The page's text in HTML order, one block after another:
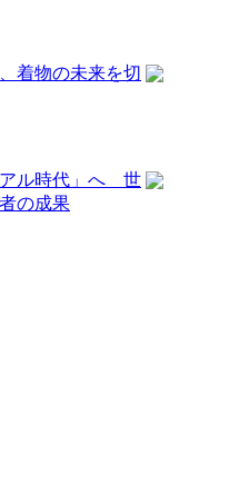
着物の未来を切
アル時代」へ 世
の成果